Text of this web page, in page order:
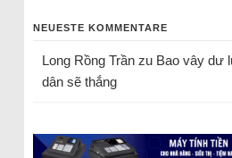
NEUESTE KOMMENTARE
Long Rồng Trầnzu Bao vây dư
dân sẽ thắng